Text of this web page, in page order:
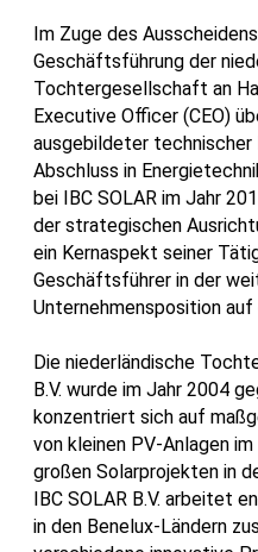
Im Zuge des
Geschäftsführung der
Tochtergesellschaft an
Executive Officer (CEO)
ausgebildeter
Abschluss in
bei IBC SOLAR im Jahr
der strategischen
ein Kernaspekt seiner
Geschäftsführer in der
Unternehmensposition
Die niederländische
B.V. wurde im Jahr 2004
konzentriert sich auf
von kleinen PV-Anlagen
großen Solarprojekten in
IBC SOLAR B.V. arbeitet
in den Benelux-Ländern